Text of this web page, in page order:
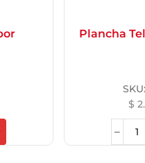
Plancha
$